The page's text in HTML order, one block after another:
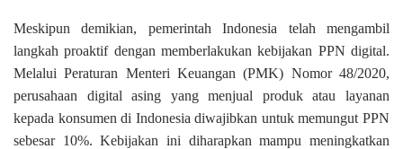
Meskipun demikian, pemerintah Indonesia telah mengambil
langkah proaktif dengan memberlakukan kebijakan PPN digital.
Melalui Peraturan Menteri Keuangan (PMK) Nomor 48/2020,
perusahaan digital asing yang menjual produk atau layanan
kepada konsumen di Indonesia diwajibkan untuk memungut PPN
sebesar 10%. Kebijakan ini diharapkan mampu meningkatkan